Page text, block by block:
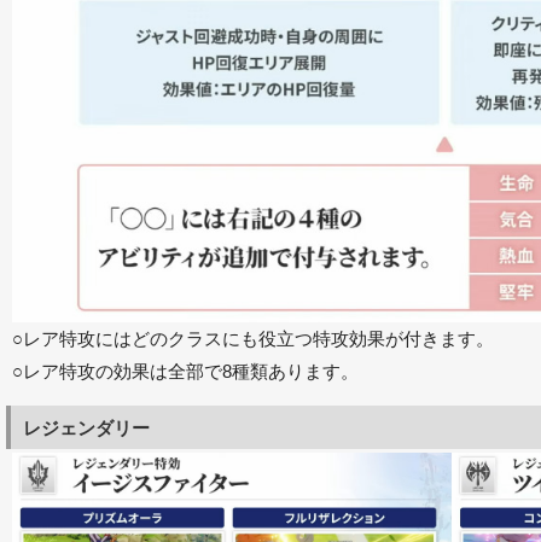
○レア特攻にはどのクラスにも役立つ特攻効果が付きます。
○レア特攻の効果は全部で8種類あります。
レジェンダリー